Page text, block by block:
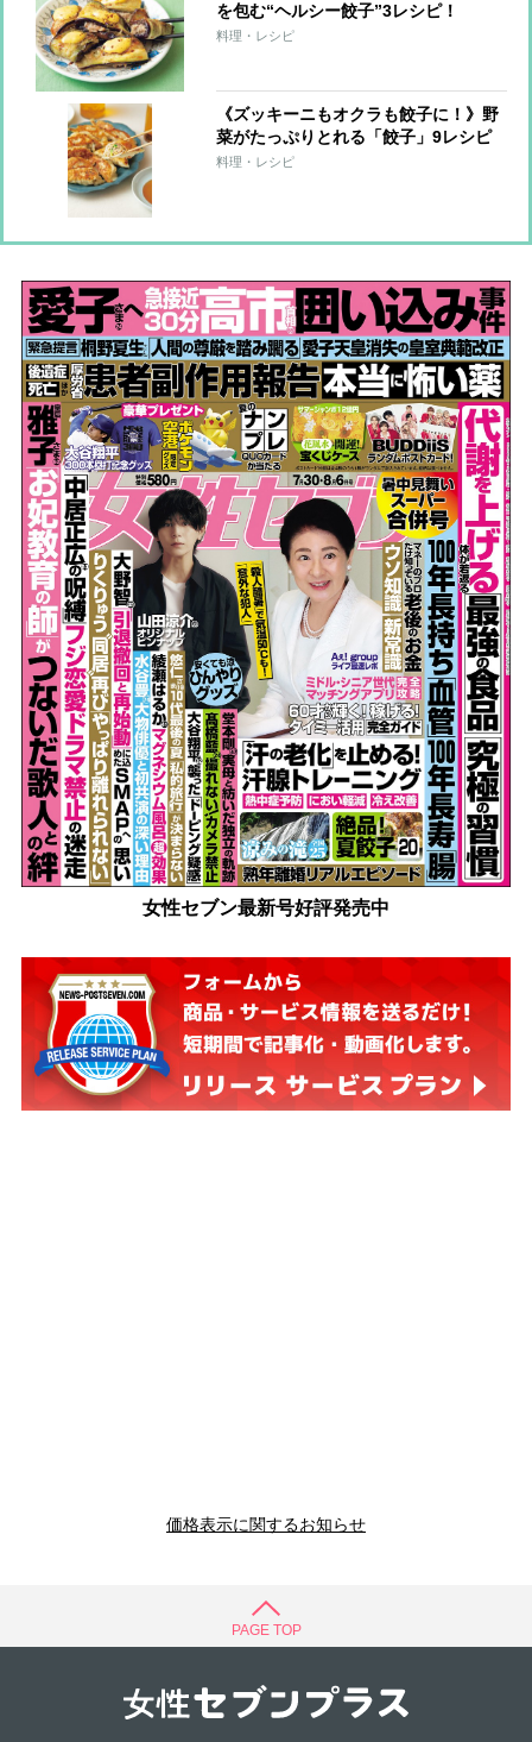
を包む“ヘルシー餃子”3レシピ！
料理・レシピ
《ズッキーニもオクラも餃子に！》野
菜がたっぷりとれる「餃子」9レシピ
料理・レシピ
女性セブン最新号好評発売中
価格表示に関するお知らせ
PAGE TOP